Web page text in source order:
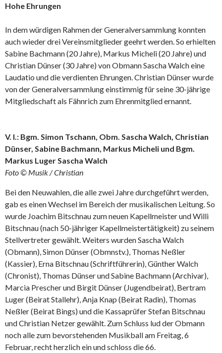
Hohe Ehrungen
In dem würdigen Rahmen der Generalversammlung konnten
auch wieder drei Vereinsmitglieder geehrt werden. So erhielten
Sabine Bachmann (20 Jahre), Markus Micheli (20 Jahre) und
Christian Dünser (30 Jahre) von Obmann Sascha Walch eine
Laudatio und die verdienten Ehrungen. Christian Dünser wurde
von der Generalversammlung einstimmig für seine 30-jährige
Mitgliedschaft als Fähnrich zum Ehrenmitglied ernannt.
V. l.: Bgm. Simon Tschann, Obm. Sascha Walch, Christian
Dünser, Sabine Bachmann, Markus Micheli und Bgm.
Markus Luger Sascha Walch
Foto © Musik / Christian
Bei den Neuwahlen, die alle zwei Jahre durchgeführt werden,
gab es einen Wechsel im Bereich der musikalischen Leitung. So
wurde Joachim Bitschnau zum neuen Kapellmeister und Willi
Bitschnau (nach 50-jähriger Kapellmeistertätigkeit) zu seinem
Stellvertreter gewählt. Weiters wurden Sascha Walch
(Obmann), Simon Dünser (Obmnstv.), Thomas Neßler
(Kassier), Erna Bitschnau (Schriftführerin), Günther Walch
(Chronist), Thomas Dünser und Sabine Bachmann (Archivar),
Marcia Prescher und Birgit Dünser (Jugendbeirat), Bertram
Luger (Beirat Stallehr), Anja Knap (Beirat Radin), Thomas
Neßler (Beirat Bings) und die Kassaprüfer Stefan Bitschnau
und Christian Netzer gewählt. Zum Schluss lud der Obmann
noch alle zum bevorstehenden Musikball am Freitag, 6
Februar, recht herzlich ein und schloss die 66.